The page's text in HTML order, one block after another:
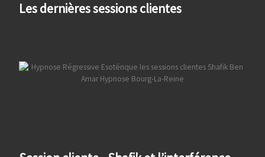
Les dernières sessions clientes